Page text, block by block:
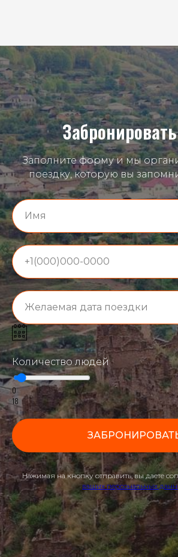
Заполните форму и мы
поездку, которую вы
Количество людей
0
18
Нажимая на кнопку отправить, вы даете
ваших персональных